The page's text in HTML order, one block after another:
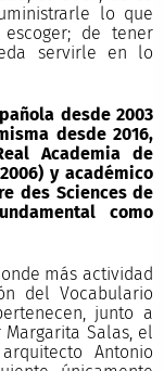
lo que
de tener
servirle en lo
desde 2003
desde 2016,
Academia de
y académico
des Sciences de
como
más actividad
del Vocabulario
junto a
Salas, el
Antonio